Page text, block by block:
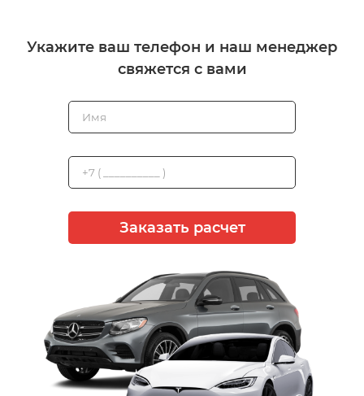
Укажите ваш телефон и наш менеджер
свяжется с вами
Заказать расчет